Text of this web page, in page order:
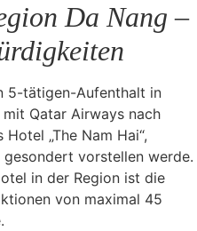
Da Nang –
5-tätigen-Aufenthalt in
Qatar Airways nach
„The Nam Hai“,
gesondert vorstellen werde.
in der Region ist die
von maximal 45